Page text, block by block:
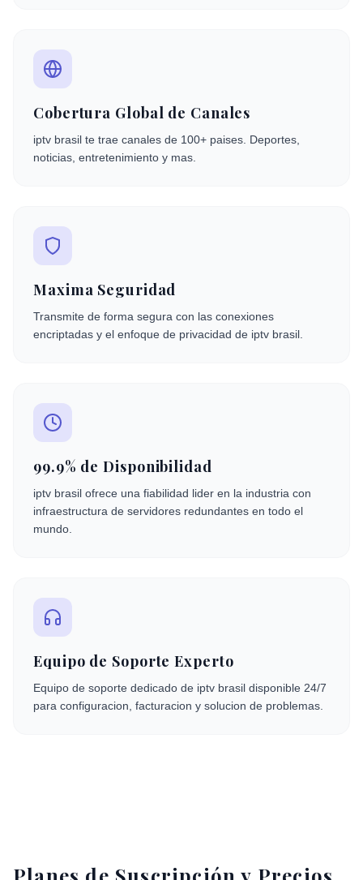
Cobertura Global de Canales
iptv brasil te trae canales de 100+ paises. Deportes,
noticias, entretenimiento y mas.
Maxima Seguridad
Transmite de forma segura con las conexiones
encriptadas y el enfoque de privacidad de iptv brasil.
99.9% de Disponibilidad
iptv brasil ofrece una fiabilidad lider en la industria con
infraestructura de servidores redundantes en todo el
mundo.
Equipo de Soporte Experto
Equipo de soporte dedicado de iptv brasil disponible 24/7
para configuracion, facturacion y solucion de problemas.